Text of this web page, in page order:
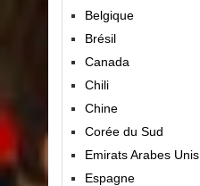
Belgique
Brésil
Canada
Chili
Chine
Corée du Sud
Emirats Arabes Unis
Espagne